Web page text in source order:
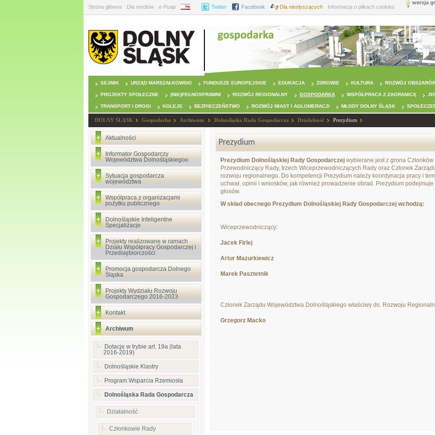
Strona główna Dla mediów e-Puap BIP Twitter Facebook Dla niesłyszących Informacja o plikach cookies
wersja
SEJMIK URZĄD MARSZAŁKOWSKI FUNDUSZE EUROPEJSKIE EDUKACJA ZDROWIE KULTURA ROZWÓJ
PROJEKTY SPOŁECZNE (NIE)PEŁNOSPRAWNI ROZWÓJ REGIONALNY GOSPODARKA WSPÓŁPRACA Z ZAGRANICĄ
TRANSPORT I DROGI KOLEJE BEZPIECZEŃSTWO ROZWÓJ MIAST I AGLOMERACJI MŁODY DOLNY ŚLĄSK
DOLNY ŚLĄSK Gospodarka Archiwum Dolnośląska Rada Gospodarcza Działalność Prezydium
Aktualności
Informator Gospodarczy
Województwa Dolnośląskiegoo
Sytuacja gospodarcza
województwa
Współpraca z organizacjami
pożytku publicznego
Dolnośląskie Inteligentne
Specjalizacje
Projekty realizowane w ramach
Działu Współpracy Gospodarczej i
Przedsiębiorczości
Promocja gospodarcza Dolnego
Śląska
Projekty Wydziału Rozwoju
Gospodarczego 2016-2023
Kontakt
Archiwum
Dotacje w trybie art. 19a (lata
2016-2019)
Dolnośląskie Klastry
Program Wsparcia Rzemiosła
Dolnośląska Rada Gospodarcza
Działalność
Członkowie Rady
Prezydium
Prezydium Dolnośląskiej Rady Gospodarczej wybierane jest z grona
Przewodniczący Rady, trzech Wiceprzewodniczących Rady oraz Członek
rozwoju regionalnego. Do kompetencji Prezydium należy koordynacja pracy i
uchwał, opinii i wniosków, jak również prowadzenie obrad. Prezydium
głosów.
W skład obecnego Prezydium Dolnośląskiej Rady Gospodarczej wchodzą:
Wiceprzewodniczący:
Jacek Firlej
Artur Mazurkiewicz
Marek Pasztetnik
Członek Zarządu Województwa Dolnośląskiego właściwy ds. Rozwoju
Grzegorz Macko